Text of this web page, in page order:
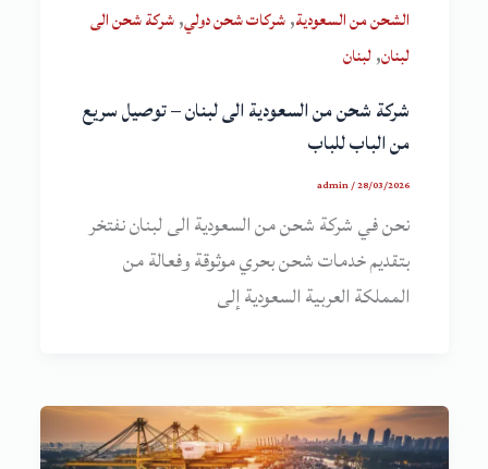
الشحن من السعودية,شركات شحن دولي,شركة شحن الى
لبنان,لبنان
شركة شحن من السعودية الى لبنان – توصيل سريع
من الباب للباب
admin/28/03/2026
نحن في شركة شحن من السعودية الى لبنان نفتخر
بتقديم خدمات شحن بحري موثوقة وفعالة من
المملكة العربية السعودية إلى